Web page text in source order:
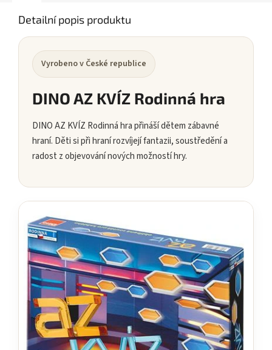
Detailní popis produktu
Vyrobeno v České republice
DINO AZ KVÍZ Rodinná hra
DINO AZ KVÍZ Rodinná hra přináší dětem zábavné
hraní. Děti si při hraní rozvíjejí fantazii, soustředění a
radost z objevování nových možností hry.